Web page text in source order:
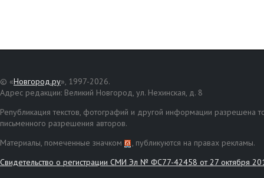
© «Новгород.ру», 1997-2026.
Адрес редакции: Великий Новгород, ул. Нехинская, д. 8
Републикация текстов, фотографий и другой информации разрешена
письменного разрешения авторов.
Материалы, помеченные значком
, публикуются на правах рекламы.
Свидетельство о регистрации СМИ Эл № ФС77-42458 от 27 октября